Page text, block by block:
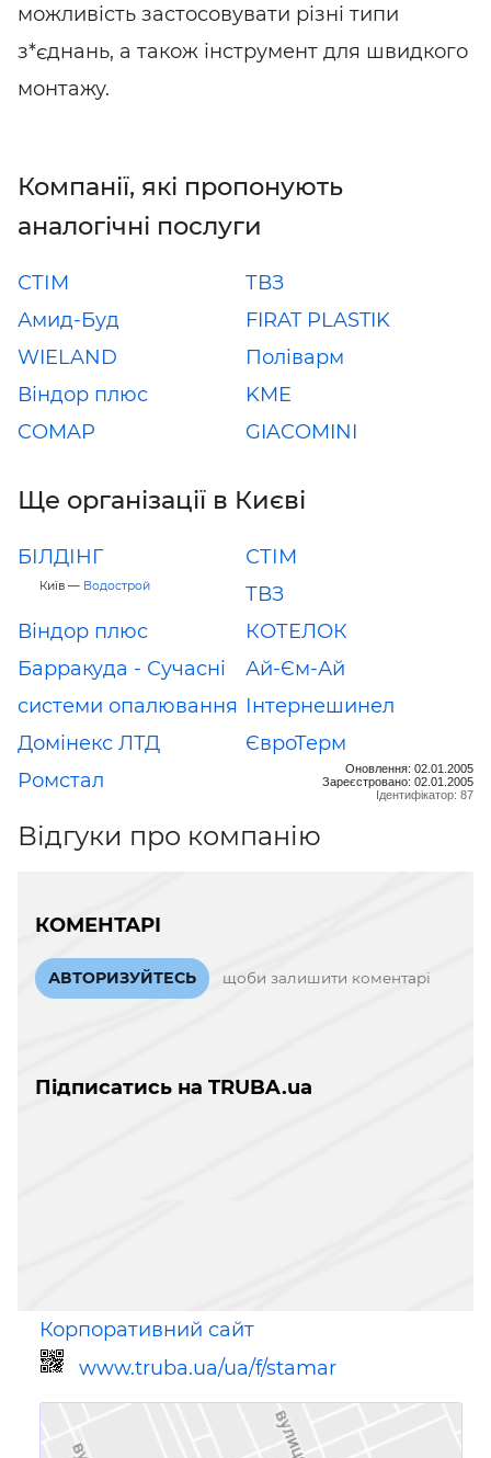
можливість застосовувати різні типи
з*єднань, а також інструмент для швидкого
монтажу.
Компанії, які пропонують
аналогічні послуги
СТІМ
ТВЗ
Амид-Буд
FIRAT PLASTIK
WIELAND
Поліварм
Віндор плюс
KME
COMAP
GIACOMINI
Ще організації в Києві
БІЛДІНГ
Київ — Водострой
СТІМ
ТВЗ
Віндор плюс
КОТЕЛОК
Барракуда - Сучасні
системи опалювання
Ай-Єм-Ай
Інтернешинел
Домінекс ЛТД
ЄвроТерм
Ромстал
Оновлення: 02.01.2005
Зареєстровано: 02.01.2005
Ідентифікатор: 87
Відгуки про компанію
КОМЕНТАРІ
АВТОРИЗУЙТЕСЬ щоби залишити коментарі
Підписатись на TRUBA.ua
Корпоративний сайт
www.truba.ua/ua/f/stamar